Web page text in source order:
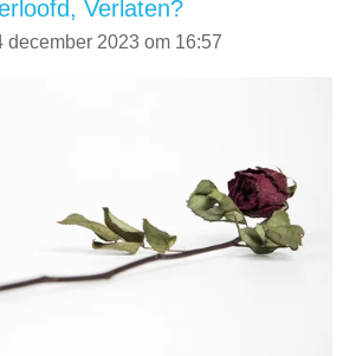
Verlaten?
december 2023 om 16:57